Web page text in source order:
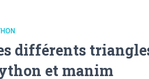
différents
et manim